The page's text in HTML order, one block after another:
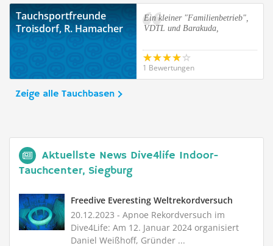
Tauchsportfreunde
Troisdorf, R. Hamacher
Ein kleiner "Familienbetrieb",
VDTL und Barakuda,
1 Bewertungen
Zeige alle Tauchbasen
Aktuellste News Dive4life Indoor-
Tauchcenter, Siegburg
Freedive Everesting Weltrekordversuch
20.12.2023 - Apnoe Rekordversuch im
Dive4Life: Am 12. Januar 2024 organisiert
Daniel Weißhoff, Gründer ...